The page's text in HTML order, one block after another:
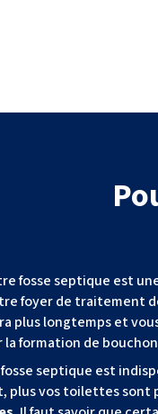
fosse septique est
foyer de traitement
plus longtemps et
formation de
septique est
plus vos toilettes sont